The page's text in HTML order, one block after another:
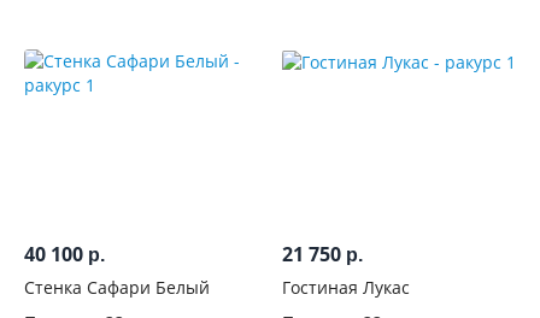
40 100 р.
Стенка Сафари Белый
21 750 р.
Гостиная Лукас